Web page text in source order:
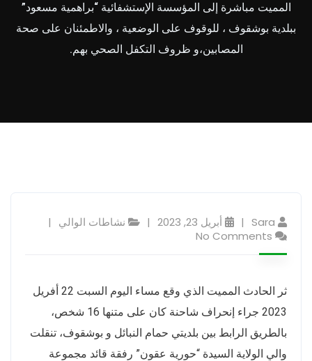
المميت مباشرة إلى المؤسسة الإستشفائية “براهمية مسعود”
ببلدية بوشقوف ، للوقوف على الوضعية ، والاطمئنان على صحة
المصابين،و ظروف التكفل الصحي بهم.
Sara أبريل 23, 2023
نشاطات الوالي
No Comments
ثر الحادث المميت الذي وقع مساء اليوم السبت 22 أفريل
2023 جراء إنحراف شاحنة كان على متنها 16 شخص،
بالطريق الرابط بين بلديتي حمام النبائل و بوشقوف، تنقلت
والي الولاية السيدة “حورية عقون” رفقة قائد مجموعة